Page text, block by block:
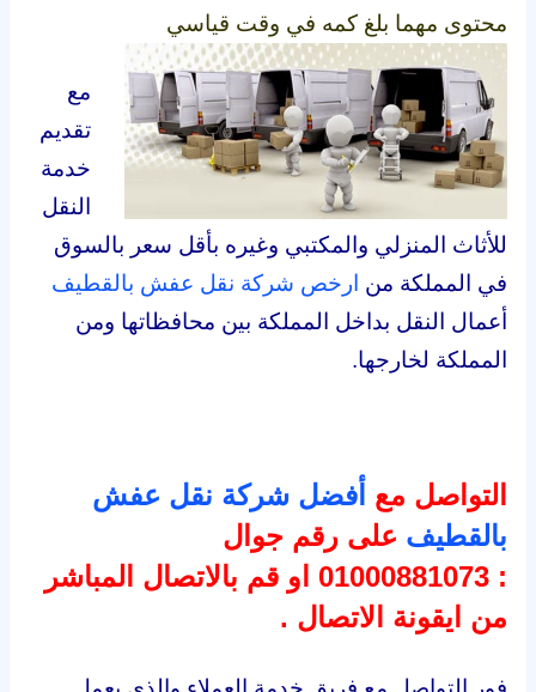
محتوى مهما بلغ كمه في وقت قياسي
مع
تقديم
خدمة
النقل
للأثاث المنزلي والمكتبي وغيره بأقل سعر بالسوق
في المملكة من ارخص شركة نقل عفش بالقطيف
أعمال النقل بداخل المملكة بين محافظاتها ومن
المملكة لخارجها.
التواصل مع أفضل شركة نقل عفش
بالقطيف على رقم جوال
: 01000881073 او قم بالاتصال المباشر
من ايقونة الاتصال .